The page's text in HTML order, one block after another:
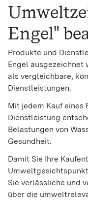
Engel"
Produkte und
Engel
als vergleichbare,
Dienstleistungen.
Mit jedem Kauf eines
Dienstleistung
Belastungen von
Gesundheit.
Damit Sie Ihre
Sie verlässliche und
über die